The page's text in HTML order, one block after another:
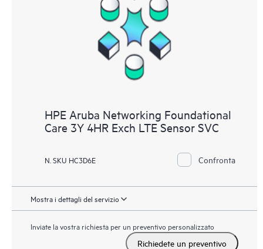
HPE Aruba Networking Foundational
Care 3Y 4HR Exch LTE Sensor SVC
N. SKU HC3D6E Confronta
Mostra i dettagli del servizio
Inviate la vostra richiesta per un preventivo personalizzato
Richiedete un preventivo